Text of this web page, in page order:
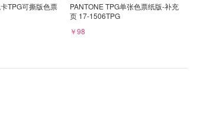
TPG可撕版色票
PANTONE TPG单张色票纸版-补充
页 17-1506TPG
￥98